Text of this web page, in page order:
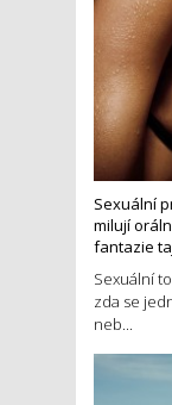
Sexuální
milují
fantazie
Sexuální
zda se
neb...